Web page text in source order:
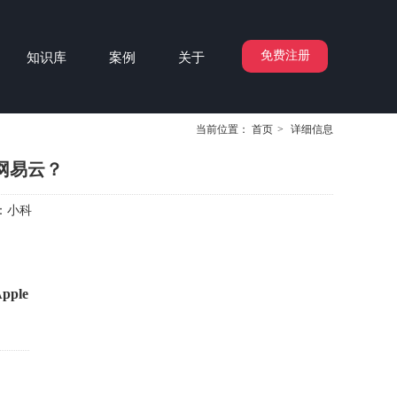
免费注册
知识库 案例 关于
当前位置： 首页 > 详细信息
易云？
小科